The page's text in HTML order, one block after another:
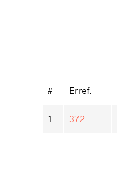
# Erref.
1 372